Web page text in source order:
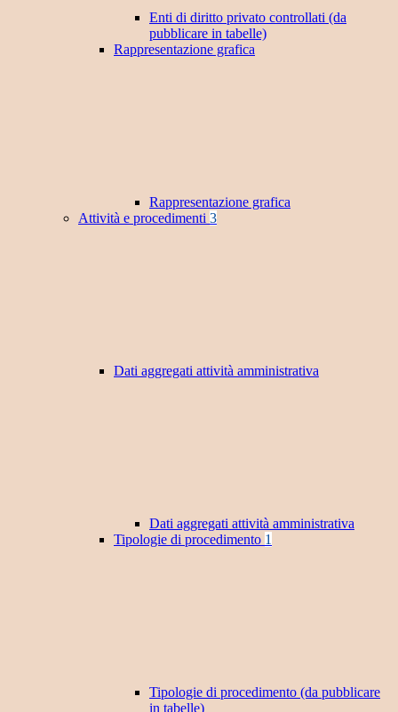
Enti di diritto privato controllati (da
pubblicare in tabelle)
Rappresentazione grafica
Rappresentazione grafica
Attività e procedimenti 3
Dati aggregati attività amministrativa
Dati aggregati attività amministrativa
Tipologie di procedimento 1
Tipologie di procedimento (da pubblicare
in tabelle)